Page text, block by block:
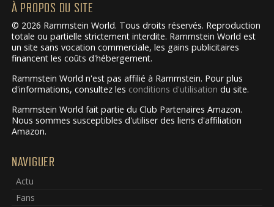
À PROPOS DU SITE
© 2026 Rammstein World. Tous droits réservés. Reproduction
totale ou partielle strictement interdite. Rammstein World est
un site sans vocation commerciale, les gains publicitaires
financent les coûts d'hébergement.
Rammstein World n'est pas affilié à Rammstein. Pour plus
d'informations, consultez les conditions d'utilisation du site.
Rammstein World fait partie du Club Partenaires Amazon.
Nous sommes susceptibles d'utiliser des liens d'affiliation
Amazon.
NAVIGUER
Actu
Fans